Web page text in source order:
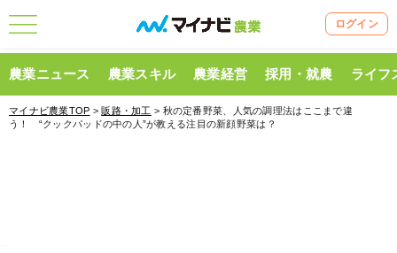
ログイン
農業ニュース 農業スキル 農業経営 採用・就農 ライフ
マイナビ農業TOP >販路・加工 > 秋の定番野菜、人気の調理法はここまで違
う！ “クックパッドの中の人”が教える注目の新顔野菜は？